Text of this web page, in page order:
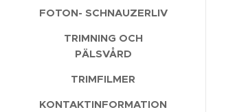
FOTON- SCHNAUZERLIV
TRIMNING OCH
PÄLSVÅRD
TRIMFILMER
KONTAKTINFORMATION